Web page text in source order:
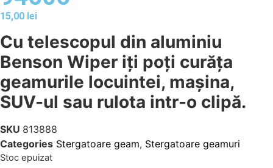
15,00 lei
Cu telescopul din aluminiu
Benson Wiper iți poți curăța
geamurile locuintei, mașina,
SUV-ul sau rulota intr-o clipă.
SKU 813888
Categories Stergatoare geam, Stergatoare geamuri
Stoc epuizat